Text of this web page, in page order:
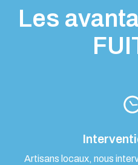
Les
Artisans locaux, nous